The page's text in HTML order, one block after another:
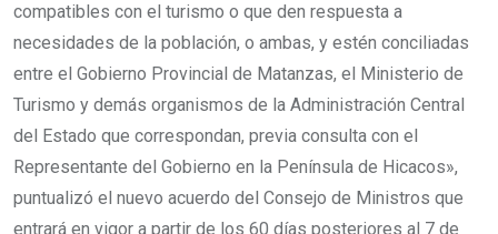
compatibles con el turismo o que den respuesta a
necesidades de la población, o ambas, y estén conciliadas
entre el Gobierno Provincial de Matanzas, el Ministerio de
Turismo y demás organismos de la Administración Central
del Estado que correspondan, previa consulta con el
Representante del Gobierno en la Península de Hicacos»,
puntualizó el nuevo acuerdo del Consejo de Ministros que
entrará en vigor a partir de los 60 días posteriores al 7 de